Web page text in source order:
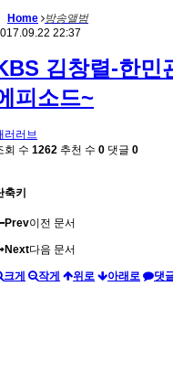
Home
방송앨범
22:37
김창렬-한민
피소드~
러러브
회 수 1262 추천 수 0 댓글 0
축키
Prev이전 문서
Next다음 문서
크게 작게 위로 아래로 댓